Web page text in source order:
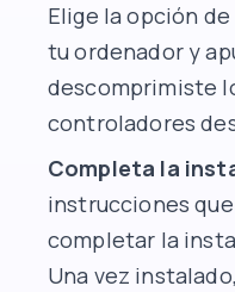
Elige la opción
tu ordenador y
descomprimiste
controladores
Completa la
instrucciones
completar la
Una vez